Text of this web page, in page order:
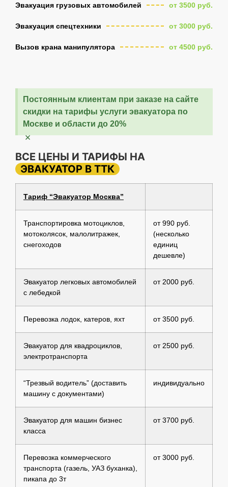
Эвакуация грузовых автомобилей от 3500 руб.
Эвакуация спецтехники от 3000 руб.
Вызов крана манипулятора от 4500 руб.
Постоянным клиентам при заказе на сайте
скидки на тарифы услуги эвакуатора по
Москве и области до 20%
×
ВСЕ ЦЕНЫ И ТАРИФЫ НА
ЭВАКУАТОР В ТТК
Тариф “Эвакуатор Москва”
Транспортировка мотоциклов,
мотоколясок, малолитражек,
снегоходов
от 990 руб.
(несколько
единиц
дешевле)
Эвакуатор легковых автомобилей
с лебедкой
от 2000 руб.
Перевозка лодок, катеров, яхт от 3500 руб.
Эвакуатор для квадроциклов,
электротранспорта
от 2500 руб.
“Трезвый водитель” (доставить
машину с документами)
индивидуально
Эвакуатор для машин бизнес
класса
от 3700 руб.
Перевозка коммерческого
транспорта (газель, УАЗ буханка),
пикапа до 3т
от 3000 руб.